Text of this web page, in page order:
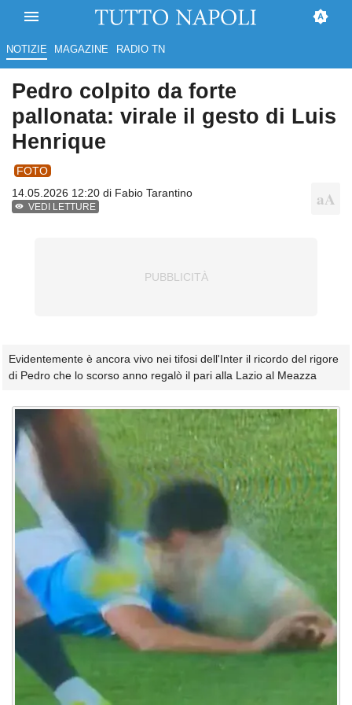
NOTIZIE MAGAZINE RADIO TN
Pedro colpito da forte
pallonata: virale il gesto di Luis
Henrique
FOTO
14.05.2026 12:20 di Fabio Tarantino
VEDI LETTURE
Evidentemente è ancora vivo nei tifosi dell'Inter il ricordo del rigore
di Pedro che lo scorso anno regalò il pari alla Lazio al Meazza